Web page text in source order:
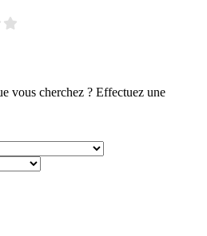
vous cherchez ? Effectuez une